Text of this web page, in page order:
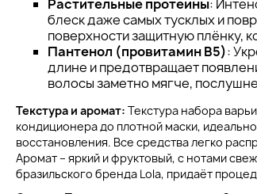
Растительные протеины:
блеск даже самых тусклых и
поверхности защитную плёнку,
Пантенол (провитамин В5):
длине и предотвращает
волосы заметно мягче,
Текстура и аромат: Текстура набора
кондиционера до плотной маски,
восстановления. Все средства легко
Аромат – яркий и фруктовый, с нотами
бразильского бренда Lola, придаёт